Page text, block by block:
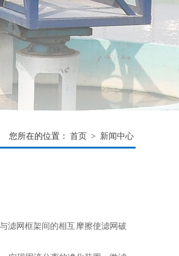
您所在的位置： 首页 > 新闻中心
网框架间的相互摩擦使滤网破